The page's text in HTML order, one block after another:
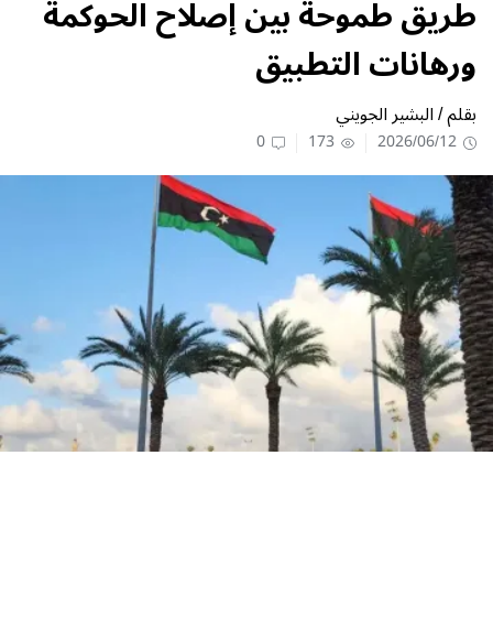
طريق طموحة بين إصلاح الحوكمة
ورهانات التطبيق
بقلم / البشير الجويني
2026/06/12
173
0